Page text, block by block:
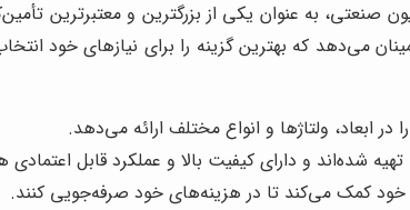
صنعتی، به عنوان یکی از بزرگترین و معتبرترین
می‌دهد که بهترین گزینه را برای نیازهای خود
ابعاد، ولتاژها و انواع مختلف ارائه می‌دهد.
تهیه شده‌اند و دارای کیفیت بالا و عملکرد قابل
خود کمک می‌کند تا در هزینه‌های خود صرفه‌جویی کنند.